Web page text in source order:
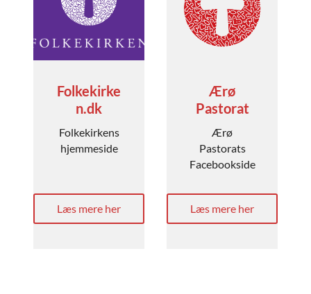
Folkekirke
n.dk
Folkekirkens
hjemmeside
Læs mere her
Ærø
Pastorat
Ærø
Pastorats
Facebookside
Læs mere her